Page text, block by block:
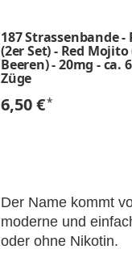
187 Strassenbande -
(2er Set) - Red
Beeren) - 20mg - ca.
Züge
6,50 €*
Der Name kommt
moderne und
oder ohne Nikotin.